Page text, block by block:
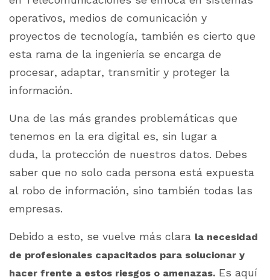
operativos, medios de comunicación y
proyectos de tecnología, también es cierto que
esta rama de la ingeniería se encarga de
procesar, adaptar, transmitir y proteger la
información.
Una de las más grandes problemáticas que
tenemos en la era digital es, sin lugar a
duda, la protección de nuestros datos. Debes
saber que no solo cada persona está expuesta
al robo de información, sino también todas las
empresas.
Debido a esto, se vuelve más clara la necesidad
de profesionales capacitados para solucionar y
hacer frente a estos riesgos o amenazas. Es aquí